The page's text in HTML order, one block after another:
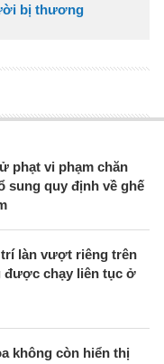
bị thương
phạt vi phạm chăn
sung quy định về ghế
trí làn vượt riêng trên
được chạy liên tục ở
không còn hiển thị